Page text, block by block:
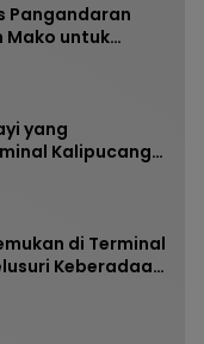
Pangandaran
Mako untuk
Personel
yang
Kalipucang
di Terminal
Keberadaan